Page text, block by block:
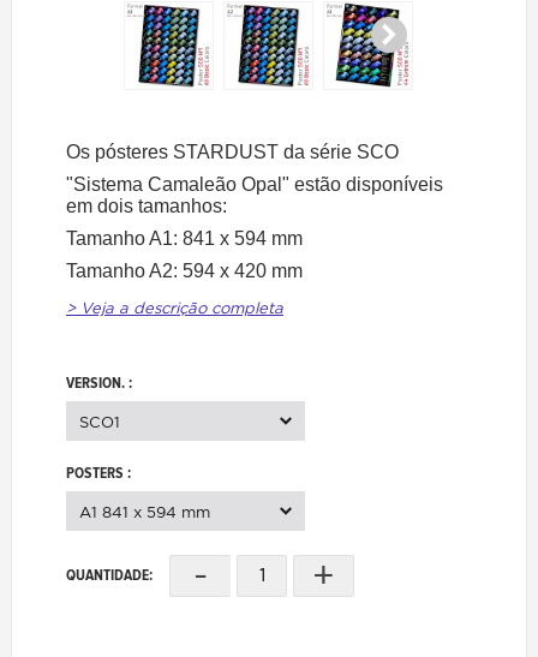
Os pósteres STARDUST da série SCO
"Sistema Camaleão Opal" estão disponíveis
em dois tamanhos:
Tamanho A1: 841 x 594 mm
Tamanho A2: 594 x 420 mm
> Veja a descrição completa
VERSION. :
SCO1
POSTERS :
A1 841 x 594 mm
QUANTIDADE: - +